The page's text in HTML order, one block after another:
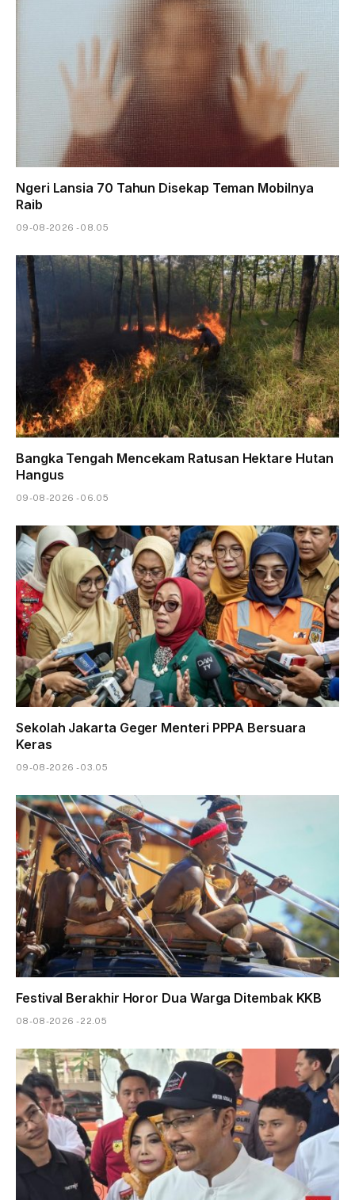
Ngeri Lansia 70 Tahun Disekap Teman Mobilnya
Raib
09-08-2026 - 08.05
Bangka Tengah Mencekam Ratusan Hektare Hutan
Hangus
09-08-2026 - 06.05
Sekolah Jakarta Geger Menteri PPPA Bersuara
Keras
09-08-2026 - 03.05
Festival Berakhir Horor Dua Warga Ditembak KKB
08-08-2026 - 22.05